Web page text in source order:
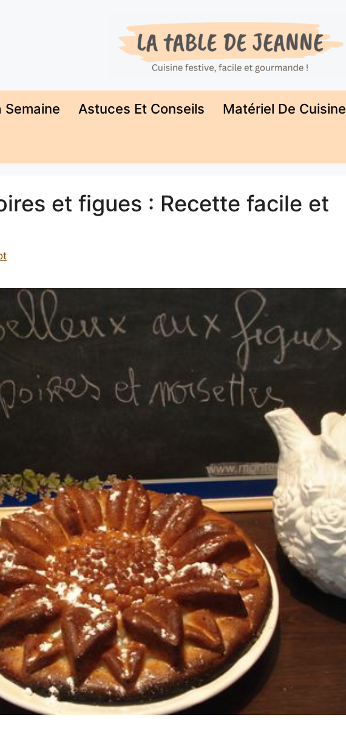
Semaine Astuces Et Conseils Matériel De Cuisine
et figues : Recette facile et